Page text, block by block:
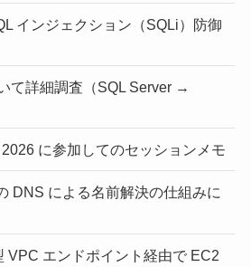
インジェクション（SQLi）防御
て詳細調査（SQL Server →
に参加してのセッションメモ
DNS による名前解決の仕組みに
VPC エンドポイント経由で EC2